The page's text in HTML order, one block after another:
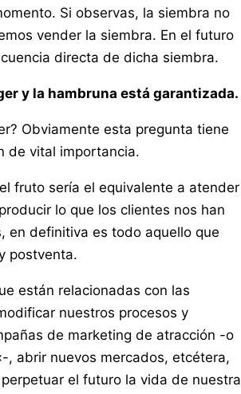
Si observas, la siembra no
vender la siembra. En el futuro
directa de dicha siembra.
y la hambruna está garantizada.
Obviamente esta pregunta tiene
de vital importancia.
fruto sería el equivalente a atender
lo que los clientes nos han
en definitiva es todo aquello que
postventa.
están relacionadas con las
nuestros procesos y
de marketing de atracción -o
, abrir nuevos mercados, etcétera,
el futuro la vida de nuestra